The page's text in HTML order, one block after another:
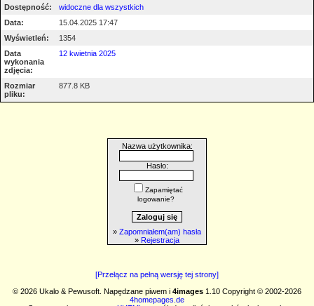
Dostępność:
widoczne dla wszystkich
Data:
15.04.2025 17:47
Wyświetleń:
1354
Data
wykonania
zdjęcia:
12 kwietnia 2025
Rozmiar
pliku:
877.8 KB
Nazwa użytkownika:
Hasło:
Zapamiętać
logowanie?
» Zapomniałem(am) hasła
» Rejestracja
[Przełącz na pełną wersję tej strony]
© 2026 Ukalo & Pewusoft. Napędzane piwem i 4images 1.10 Copyright © 2002-2026
4homepages.de